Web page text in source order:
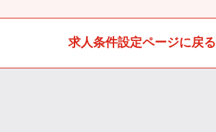
求人条件設定ページに戻る